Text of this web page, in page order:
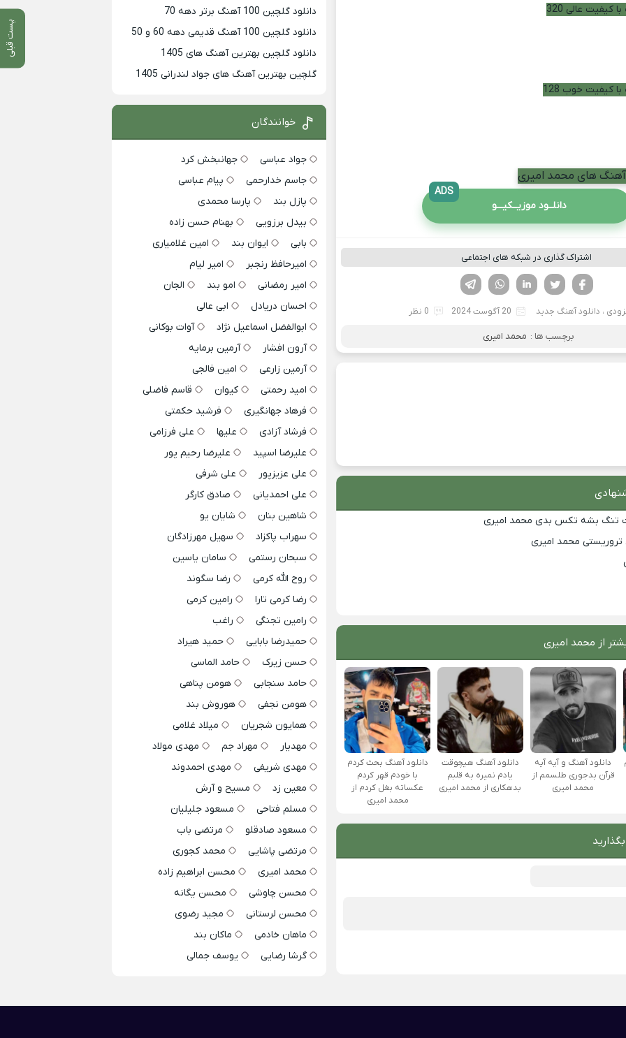
پست قبلی
کیفیت عالی 320
کیفیت خوب 128
آهنگ های محمد امیری
دانلــود موزیــکیـــو
ADS
اشتراک گذاری در شبکه های اجتماعی
لینکدین تویتر
فیسوک
، دانلود آهنگ جدید 20 آگوست 2024 0 نظر
برچسب ها : محمد امیری
تنگ بشه تکس بدی محمد امیری
محمد امیری
از محمد امیری
دانلود آهنگ و آیه آیه
قرآن بدجوری طلسمم از
محمد امیری
دانلود آهنگ هیچوقت
یادم نمیره به قلبم
بدهکاری از محمد امیری
دانلود آهنگ بحث کردم
با خودم قهر کردم
عکساته بغل کردم از
محمد امیری
دانلود گلچین 100 آهنگ برتر دهه 70
دانلود گلچین 100 آهنگ قدیمی دهه 60 و 50
دانلود گلچین بهترین آهنگ های 1405
گلچین بهترین آهنگ های جواد لندرانی 1405
خوانندگان
جواد عباسی
جهانبخش کرد
جاسم خدارحمی
پیام عباسی
پازل بند
پارسا محمدی
بیدل برزویی
بهنام حسن زاده
بابی
ایوان بند
امین غلامیاری
امیرحافظ رنجبر
امیر لیام
امیر رمضانی
امو بند
الجان
احسان دریادل
ابی عالی
ابوالفضل اسماعیل نژاد
آوات بوکانی
آرون افشار
آرمین برمایه
آرمین زارعی
امین فالجی
امید رحمتی
کیوان
قاسم فاضلی
فرهاد جهانگیری
فرشید حکمتی
فرشاد آزادی
علیها
علی فرزامی
علیرضا اسپید
علیرضا رحیم پور
علی عزیزپور
علی شرفی
علی احمدیانی
صادق کارگر
شاهین بنان
شایان یو
سهراب پاکزاد
سهیل مهرزادگان
سبحان رستمی
سامان یاسین
روح الله کرمی
رضا سگوند
رضا کرمی تارا
رامین کرمی
رامین تجنگی
راغب
حمیدرضا بابایی
حمید هیراد
حسن زیرک
حامد الماسی
حامد سنجابی
هومن پناهی
هومن نجفی
هوروش بند
همایون شجریان
میلاد غلامی
مهدیار
مهراد جم
مهدی مولاد
مهدی شریفی
مهدی احمدوند
معین زد
مسیح و آرش
مسلم فتاحی
مسعود جلیلیان
مسعود صادقلو
مرتضی باب
مرتضی پاشایی
محمد کجوری
محمد امیری
محسن ابراهیم زاده
محسن چاوشی
محسن یگانه
محسن لرستانی
مجید رضوی
ماهان خادمی
ماکان بند
گرشا رضایی
یوسف جمالی